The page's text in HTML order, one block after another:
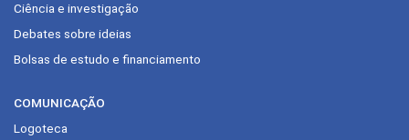
Ciência e investigação
Debates sobre ideias
Bolsas de estudo e financiamento
COMUNICAÇÃO
Logoteca